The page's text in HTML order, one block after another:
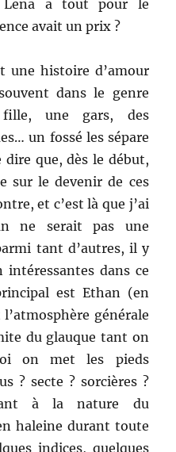
Lena a tout pour le
avait un prix ?
une histoire d’amour
dans le genre
une gars, des
un fossé les sépare
que, dès le début,
sur le devenir de ces
et c’est là que j’ai
ne serait pas une
tant d’autres, il y
dans ce
est Ethan (en
générale
du glauque tant on
on met les pieds
? secte ? sorcières ?
à la nature du
haleine durant toute
indices, quelques